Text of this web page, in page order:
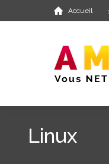
Accueil
Linux